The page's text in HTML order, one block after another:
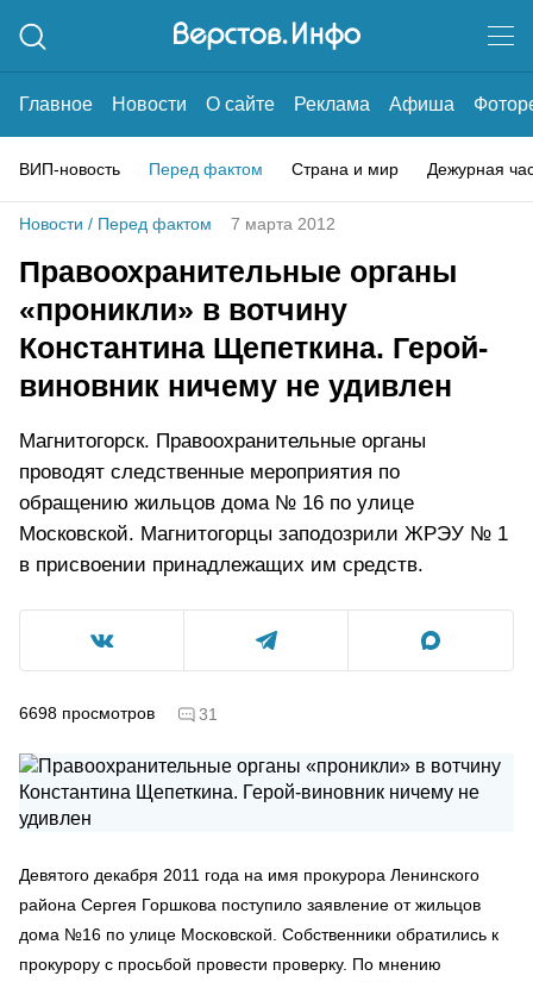
Главное Новости О сайте Реклама Афиша
ВИП-новость Перед фактом Страна и мир Дежурная
Новости / Перед фактом 7 марта 2012
Правоохранительные органы
«проникли» в вотчину
Константина Щепеткина. Герой-
виновник ничему не удивлен
Магнитогорск. Правоохранительные органы
проводят следственные мероприятия по
обращению жильцов дома № 16 по улице
Московской. Магнитогорцы заподозрили ЖРЭУ № 1
в присвоении принадлежащих им средств.
6698 просмотров 31
Девятого декабря 2011 года на имя прокурора Ленинского
района Сергея Горшкова поступило заявление от жильцов
дома №16 по улице Московской. Собственники обратились к
прокурору с просьбой провести проверку. По мнению